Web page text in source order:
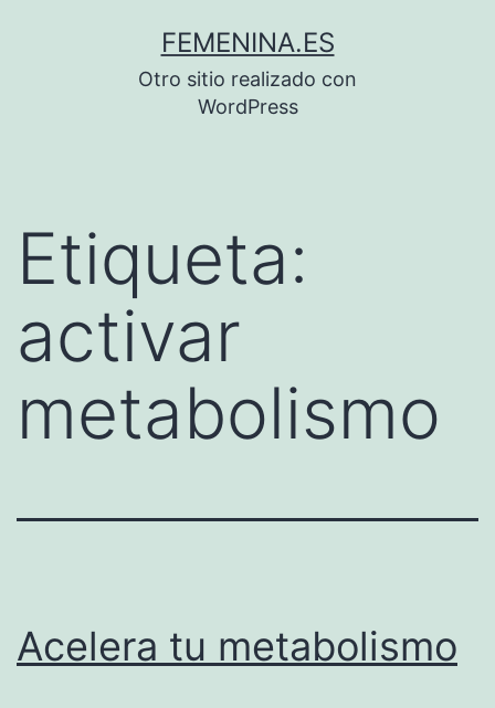
FEMENINA.ES
Otro sitio realizado con
WordPress
Etiqueta:
activar
metabolismo
Acelera tu metabolismo